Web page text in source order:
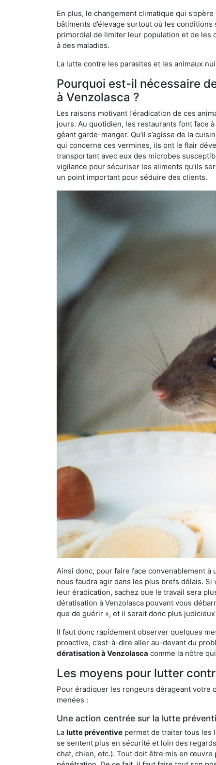
En plus, le changement climatique qui
bâtiments d’élevage surtout où les
primordial de limiter leur population et de les
à des maladies.
La lutte contre les parasites et les animaux
Pourquoi est-il nécessaire
à Venzolasca ?
Les raisons motivant l'éradication de ces
jours. Au quotidien, les restaurants font face
géant garde-manger. Qu’il s’agisse de la
qui concerne ces vermines, ils ont le flair
transportant avec eux des microbes
vigilance pour sécuriser les aliments qu’ils
un point important pour séduire des clients.
Ainsi donc, pour faire face convenablement
nous faudra agir dans les plus brefs délais.
leur éradication, sachez que le travail sera
dératisation à Venzolasca pouvant vous
que de guérir », et il serait donc plus
Il faut donc rapidement observer quelques
proactive, c’est-à-dire aller au-devant du
dératisation à Venzolasca comme la nôtre
Les moyens pour lutter
Pour éradiquer les rongeurs dérageant
menées :
Une action centrée sur la lutte
La lutte préventive permet de traiter tous les
se sentent plus en sécurité et loin des
chat, chien, etc.). Tout doit être mis en œuvre